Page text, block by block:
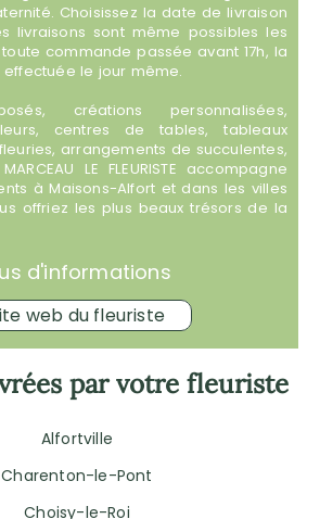
Choisissez la date de livraison
livraisons sont même possibles les
commande passée avant 17h, la
le jour même.
créations personnalisées,
centres de tables, tableaux
arrangements de succulentes,
LE FLEURISTE accompagne
à Maisons-Alfort et dans les villes
offriez les plus beaux trésors de la
d'informations
web du fleuriste
par votre fleuriste
Alfortville
Charenton-le-Pont
Choisy-le-Roi